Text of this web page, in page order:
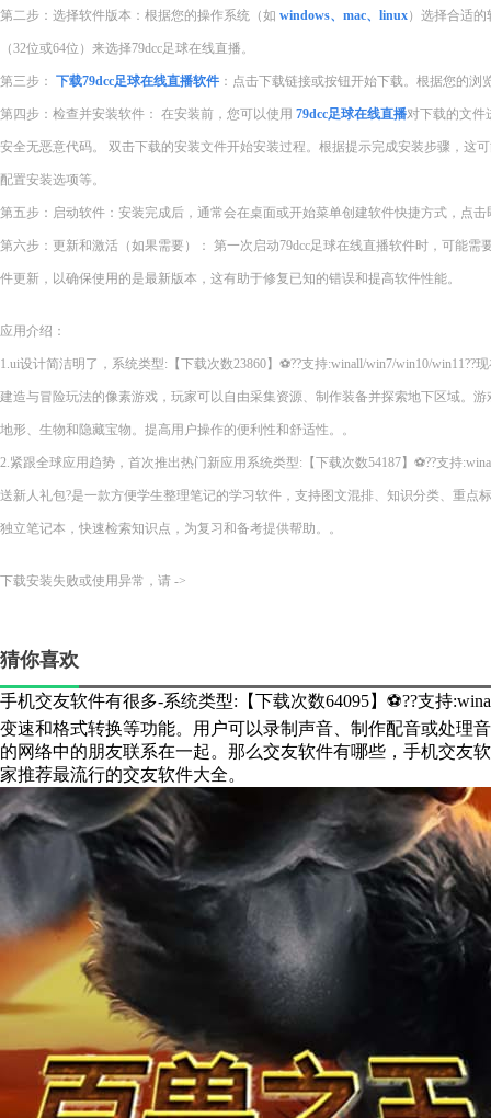
第二步：选择软件版本：根据您的操作系统（如 windows、mac、linux）选择合适
（32位或64位）来选择79dcc足球在线直播。
第三步： 下载79dcc足球在线直播软件 ：点击下载链接或按钮开始下载。根据您的
第四步：检查并安装软件： 在安装前，您可以使用 79dcc足球在线直播对下载的文件
安全无恶意代码。 双击下载的安装文件开始安装过程。根据提示完成安装步骤，这
配置安装选项等。
第五步：启动软件：安装完成后，通常会在桌面或开始菜单创建软件快捷方式，点
第六步：更新和激活（如果需要）： 第一次启动79dcc足球在线直播软件时，可能需
件更新，以确保使用的是最新版本，这有助于修复已知的错误和提高软件性能。
应用介绍：
1.ui设计简洁明了，系统类型:【下载次数23860】⚽??支持:winall/win7/win10/win11??
建造与冒险玩法的像素游戏，玩家可以自由采集资源、制作装备并探索地下区域。
地形、生物和隐藏宝物。提高用户操作的便利性和舒适性。。
2.紧跟全球应用趋势，首次推出热门新应用系统类型:【下载次数54187】⚽??支持
送新人礼包?是一款方便学生整理笔记的学习软件，支持图文混排、知识分类、重点
独立笔记本，快速检索知识点，为复习和备考提供帮助。。
下载安装失败或使用异常，请 ->
猜你喜欢
手机交友软件有很多-系统类型:【下载次数64095】⚽??支持
变速和格式转换等功能。用户可以录制声音、制作配音或处理
的网络中的朋友联系在一起。那么交友软件有哪些，手机交友
家推荐最流行的交友软件大全。